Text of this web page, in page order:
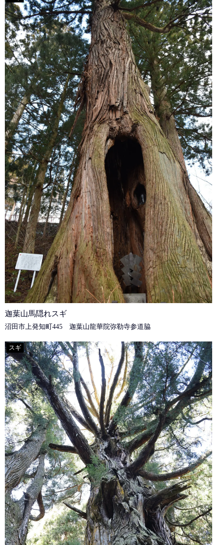
迦葉山馬隠れスギ
沼田市上発知町445 迦葉山龍華院弥勒寺参道脇
スギ